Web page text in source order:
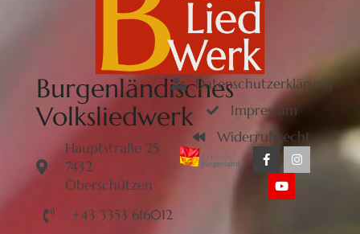
Burgenländisches
Volksliedwerk
Hauptstraße 25
7432
Oberschützen
+43 3353 616012
Datenschutzerklärung
Impressum
Widerrufsrecht